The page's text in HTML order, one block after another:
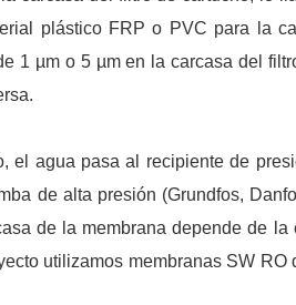
plástico FRP o PVC para la
1 µm o 5 µm en la carcasa del
el agua pasa al recipiente de
de alta presión (Grundfos,
de la membrana depende de la
utilizamos membranas SW RO